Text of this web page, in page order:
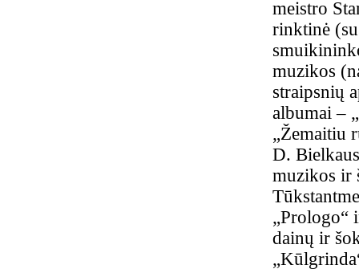
meistro
rinktinė
muzikos
straipsnių
albumai –
„Žemaitiu
D.
muzikos ir
„Prologo“
dainų ir